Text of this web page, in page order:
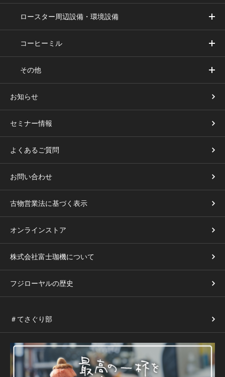
ロースター周辺設備・環境設備
コーヒーミル
その他
お知らせ
セミナー情報
よくあるご質問
お問い合わせ
古物営業法に基づく表示
オンラインストア
株式会社富士珈機について
フジローヤルの歴史
＃てさぐり部